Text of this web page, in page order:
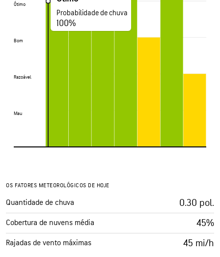
Ótimo
Bom
Razoável
Mau
Ótimo
Bom
Razoável
Mau
Probabilidade de chuva
100%
OS FATORES METEOROLÓGICOS DE HOJE
Quantidade de chuva 0.30 pol.
Cobertura de nuvens média 45%
Rajadas de vento máximas 45 mi/h